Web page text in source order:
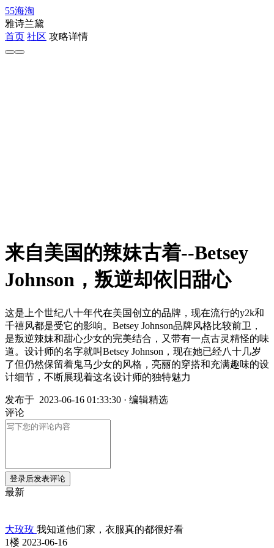
55海淘
雅诗兰黛
首页 社区 攻略详情
来自美国的辣妹古着--Betsey
Johnson，叛逆却依旧甜心
这是上个世纪八十年代在美国创立的品牌，现在流行的y2k和
千禧风都是受它的影响。Betsey Johnson品牌风格比较前卫，
是叛逆辣妹和甜心少女的完美结合，又带有一点古灵精怪的味
道。设计师的名字就叫Betsey Johnson，现在她已经八十几岁
了但仍然保留着鬼马少女的风格，亮丽的穿搭和充满趣味的设
计细节，不断展现着这名设计师的独特魅力
发布于 2023-06-16 01:33:30 · 编辑精选
评论
登录后发表评论
最新
大玫玫 我知道他们家，衣服真的都很好看
1楼 2023-06-16